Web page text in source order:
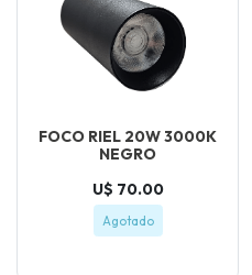
FOCO RIEL 20W 3000K
NEGRO
U$ 70.00
Agotado